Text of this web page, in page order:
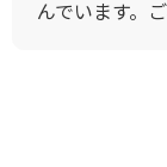
んでいます。